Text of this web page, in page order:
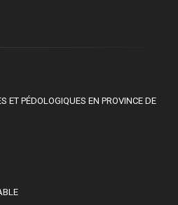
ET PÉDOLOGIQUES EN PROVINCE DE